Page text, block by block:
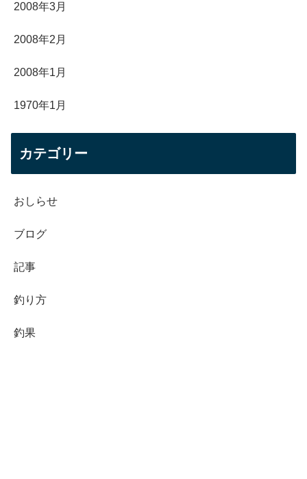
2008年3月
2008年2月
2008年1月
1970年1月
カテゴリー
おしらせ
ブログ
記事
釣り方
釣果